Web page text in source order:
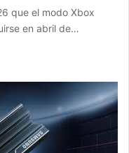
que el modo Xbox
en abril de…